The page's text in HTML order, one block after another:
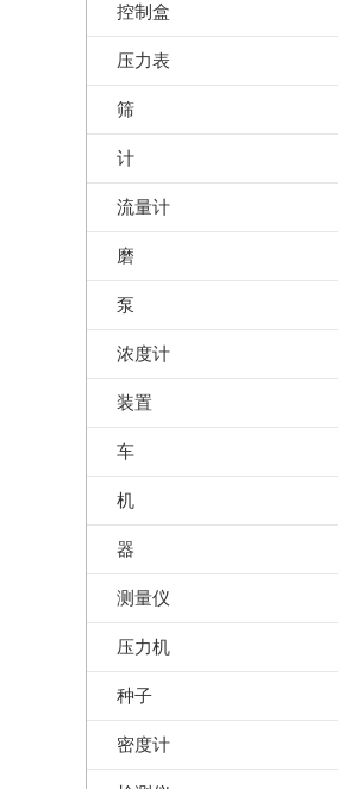
控制盒
压力表
筛
计
流量计
磨
泵
浓度计
装置
车
机
器
测量仪
压力机
种子
密度计